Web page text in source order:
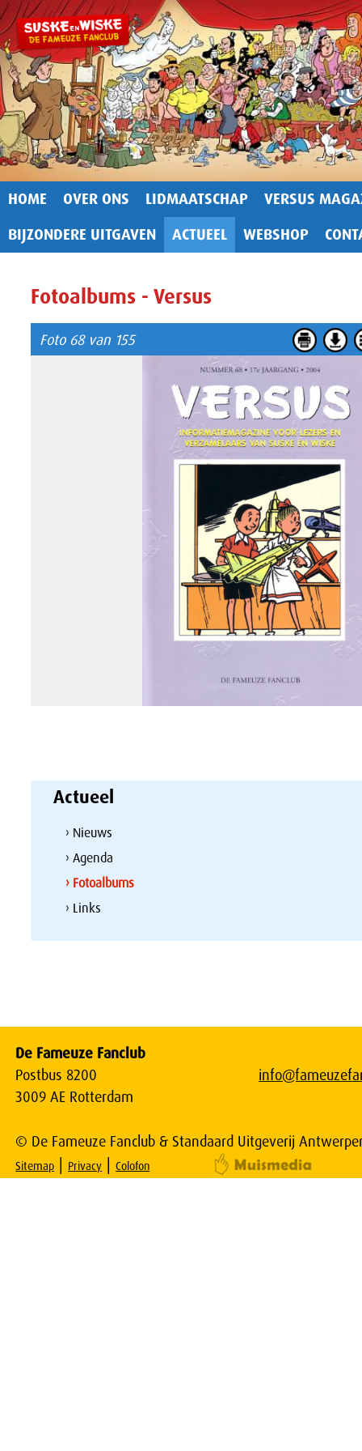
HOME OVER ONS LIDMAATSCHAP
VERSUS
BIJZONDERE UITGAVEN
ACTUEEL WEBSHOP
Fotoalbums - Versus
Foto 68 van 155
Actueel
› Nieuws
› Agenda
› Fotoalbums
› Links
De Fameuze Fanclub
Postbus 8200
3009 AE Rotterdam
© De Fameuze Fanclub & Standaard Uitgeverij
Sitemap | Privacy |Colofon